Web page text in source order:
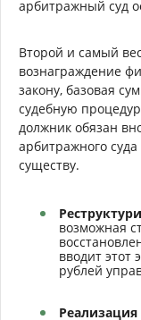
арбитражный суд
Второй и самый
вознаграждение
закону, базовая
судебную
должник обязан
арбитражного
существу.
возможная
вводит этот
рублей